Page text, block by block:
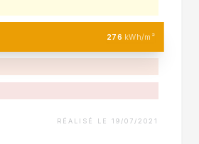
276 kWh/m²
RÉALISÉ LE 19/07/2021